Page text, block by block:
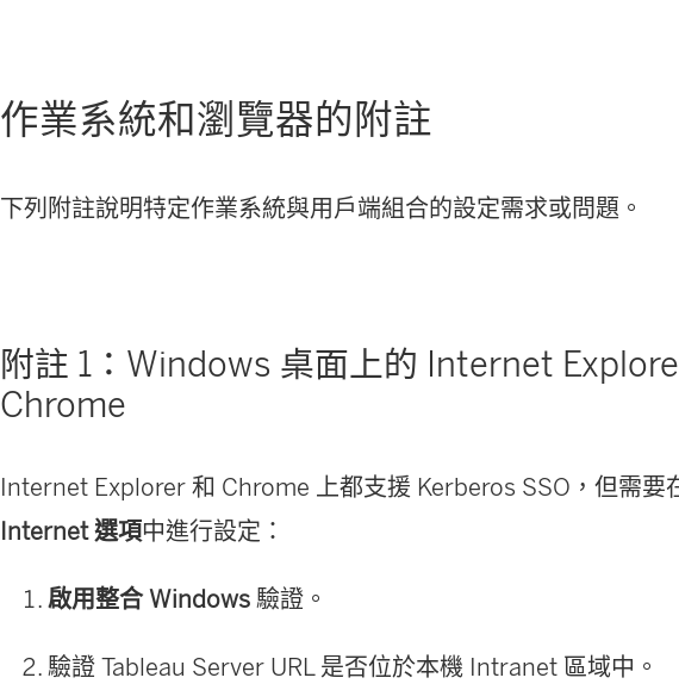
作業系統和瀏覽器的附註
下列附註說明特定作業系統與用戶端組合的設定需求或問題。
附註 1：Windows 桌面上的 Internet
Chrome
Internet Explorer 和 Chrome 上都支援 Kerberos SSO，但需要
Internet 選項中進行設定：
啟用整合 Windows 驗證。
驗證 Tableau Server URL 是否位於本機 Intranet 區域中。